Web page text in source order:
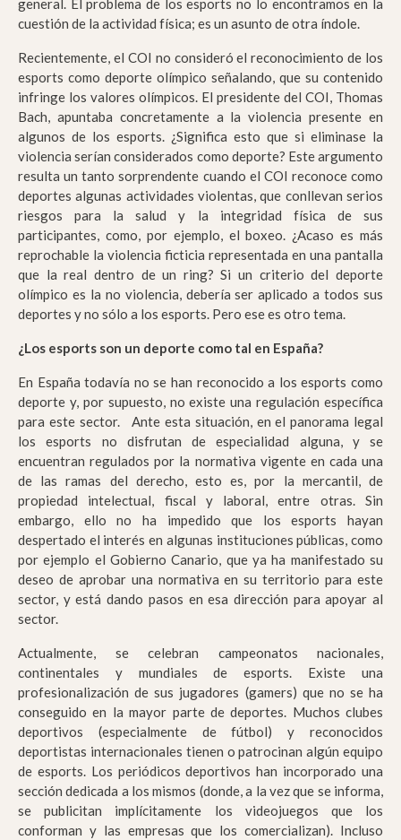
general. El problema de los esports no lo encontramos en la
cuestión de la actividad física; es un asunto de otra índole.
Recientemente, el COI no consideró el reconocimiento de los
esports como deporte olímpico señalando, que su contenido
infringe los valores olímpicos. El presidente del COI, Thomas
Bach, apuntaba concretamente a la violencia presente en
algunos de los esports. ¿Significa esto que si eliminase la
violencia serían considerados como deporte? Este argumento
resulta un tanto sorprendente cuando el COI reconoce como
deportes algunas actividades violentas, que conllevan serios
riesgos para la salud y la integridad física de sus
participantes, como, por ejemplo, el boxeo. ¿Acaso es más
reprochable la violencia ficticia representada en una pantalla
que la real dentro de un ring? Si un criterio del deporte
olímpico es la no violencia, debería ser aplicado a todos sus
deportes y no sólo a los esports. Pero ese es otro tema.
¿Los esports son un deporte como tal en España?
En España todavía no se han reconocido a los esports como
deporte y, por supuesto, no existe una regulación específica
para este sector. Ante esta situación, en el panorama legal
los esports no disfrutan de especialidad alguna, y se
encuentran regulados por la normativa vigente en cada una
de las ramas del derecho, esto es, por la mercantil, de
propiedad intelectual, fiscal y laboral, entre otras. Sin
embargo, ello no ha impedido que los esports hayan
despertado el interés en algunas instituciones públicas, como
por ejemplo el Gobierno Canario, que ya ha manifestado su
deseo de aprobar una normativa en su territorio para este
sector, y está dando pasos en esa dirección para apoyar al
sector.
Actualmente, se celebran campeonatos nacionales,
continentales y mundiales de esports. Existe una
profesionalización de sus jugadores (gamers) que no se ha
conseguido en la mayor parte de deportes. Muchos clubes
deportivos (especialmente de fútbol) y reconocidos
deportistas internacionales tienen o patrocinan algún equipo
de esports. Los periódicos deportivos han incorporado una
sección dedicada a los mismos (donde, a la vez que se informa,
se publicitan implícitamente los videojuegos que los
conforman y las empresas que los comercializan). Incluso